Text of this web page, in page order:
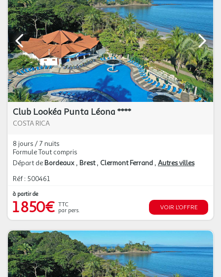
Club Lookéa Punta Léona ****
COSTA RICA
8 jours / 7 nuits
Formule Tout compris
Départ de Bordeaux Brest Clermont Ferrand Autres villes
Réf : 500461
à partir de
1 850€ TTC
par pers.
VOIR L'OFFRE